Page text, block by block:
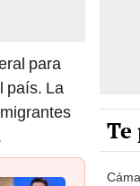
para
país. La
Te